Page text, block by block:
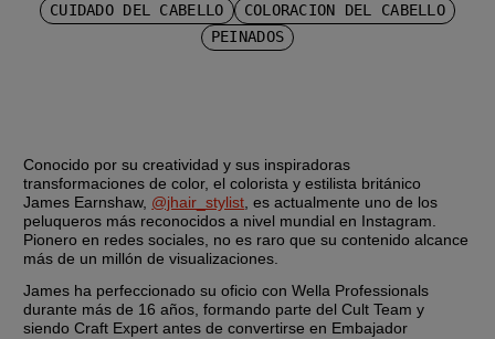
CUIDADO DEL CABELLO
COLORACIÓN DEL CABELLO
PEINADOS
Conocido por su creatividad y sus inspiradoras
transformaciones de color, el colorista y estilista británico
James Earnshaw, @jhair_stylist , es actualmente uno de los
peluqueros más reconocidos a nivel mundial en Instagram.
Pionero en redes sociales, no es raro que su contenido alcance
más de un millón de visualizaciones.
James ha perfeccionado su oficio con Wella Professionals
durante más de 16 años, formando parte del Cult Team y
siendo Craft Expert antes de convertirse en Embajador